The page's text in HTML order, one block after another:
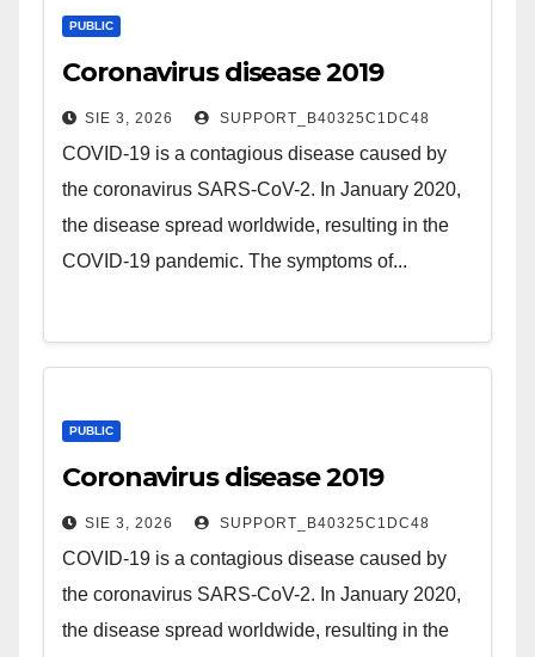
PUBLIC
Coronavirus disease 2019
SIE 3, 2026 SUPPORT_B40325C1DC48
COVID-19 is a contagious disease caused by
the coronavirus SARS-CoV-2. In January 2020,
the disease spread worldwide, resulting in the
COVID-19 pandemic. The symptoms of...
PUBLIC
Coronavirus disease 2019
SIE 3, 2026 SUPPORT_B40325C1DC48
COVID-19 is a contagious disease caused by
the coronavirus SARS-CoV-2. In January 2020,
the disease spread worldwide, resulting in the